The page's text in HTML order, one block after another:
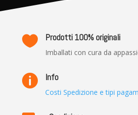
 Prodotti 100% originali
Imballati con cura da
 Info
Costi Spedizione e tipi